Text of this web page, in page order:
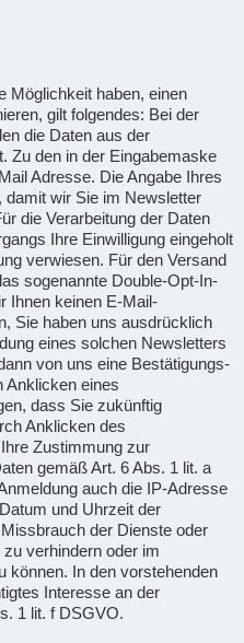
Möglichkeit haben, einen
gilt folgendes: Bei der
die Daten aus der
Zu den in der Eingabemaske
Adresse. Die Angabe Ihres
damit wir Sie im Newsletter
die Verarbeitung der Daten
Ihre Einwilligung eingeholt
verwiesen. Für den Versand
sogenannte Double-Opt-In-
Ihnen keinen E-Mail-
Sie haben uns ausdrücklich
eines solchen Newsletters
von uns eine Bestätigungs-
Anklicken eines
dass Sie zukünftig
Anklicken des
Zustimmung zur
gemäß Art. 6 Abs. 1 lit. a
auch die IP-Adresse
und Uhrzeit der
der Dienste oder
verhindern oder im
können. In den vorstehenden
Interesse an der
1 lit. f DSGVO.